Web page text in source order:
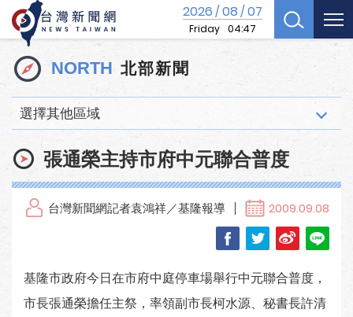
2026/08/07
Friday 04:47
NORTH 北部新聞
選擇其他區域
張通榮主持市府中元聯合普度
台灣新聞網記者袁鴻祥／基隆報導 2009.09.08
基隆市政府今日在市府中庭停車場舉行中元聯合普度，
市長張通榮擔任主祭，率領副市長柯水源、秘書長許清